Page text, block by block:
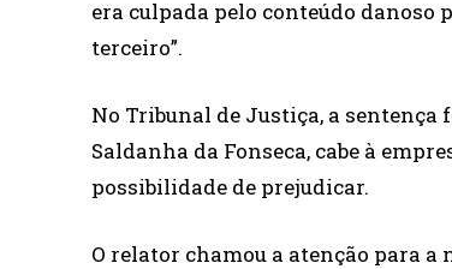
era culpada pelo conteúdo danoso
terceiro”.
No Tribunal de Justiça, a sentença
Saldanha da Fonseca, cabe à
possibilidade de prejudicar.
O relator chamou a atenção para a